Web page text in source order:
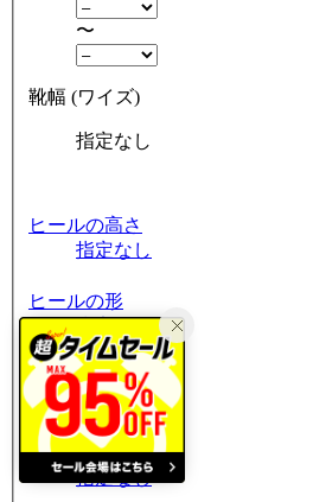
〜
靴幅 (ワイズ)
指定なし
ヒールの高さ
指定なし
ヒールの形
指定なし
つま先の形状
指定なし
筒周り
指定なし